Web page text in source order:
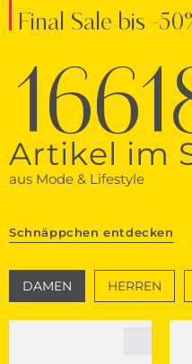
Final Sale bis -
Artikel im
aus Mode & Lifestyle
Schnäppchen entdecken
DAMEN HERREN